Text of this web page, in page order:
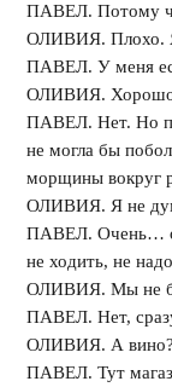
ПАВЕЛ. Потому
ОЛИВИЯ. Плохо. Я
ПАВЕЛ. У меня
ОЛИВИЯ. Хорошо.
ПАВЕЛ. Нет. Но
не могла бы
морщины вокруг
ОЛИВИЯ. Я не
ПАВЕЛ. Очень…
не ходить, не
ОЛИВИЯ. Мы не
ПАВЕЛ. Нет,
ОЛИВИЯ. А вино?
ПАВЕЛ. Тут